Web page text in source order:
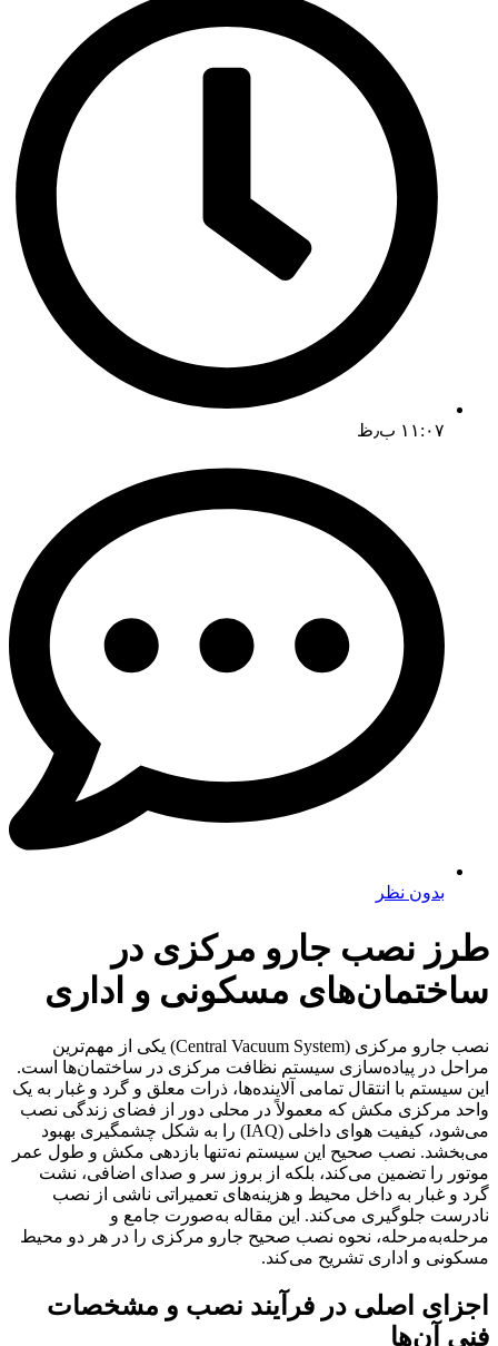
۱۱:۰۷ ب٫ظ
بدون نظر
طرز نصب جارو مرکزی در
ساختمان‌های مسکونی و اداری
نصب جارو مرکزی (Central Vacuum System) یکی از مهم‌ترین
مراحل در پیاده‌سازی سیستم نظافت مرکزی در ساختمان‌ها است.
این سیستم با انتقال تمامی آلاینده‌ها، ذرات معلق و گرد و غبار به یک
واحد مرکزی مکش که معمولاً در محلی دور از فضای زندگی نصب
می‌شود، کیفیت هوای داخلی (IAQ) را به شکل چشمگیری بهبود
می‌بخشد. نصب صحیح این سیستم نه‌تنها بازدهی مکش و طول عمر
موتور را تضمین می‌کند، بلکه از بروز سر و صدای اضافی، نشت
گرد و غبار به داخل محیط و هزینه‌های تعمیراتی ناشی از نصب
نادرست جلوگیری می‌کند. این مقاله به‌صورت جامع و
مرحله‌به‌مرحله، نحوه نصب صحیح جارو مرکزی را در هر دو محیط
مسکونی و اداری تشریح می‌کند.
اجزای اصلی در فرآیند نصب و مشخصات
فنی آن‌ها